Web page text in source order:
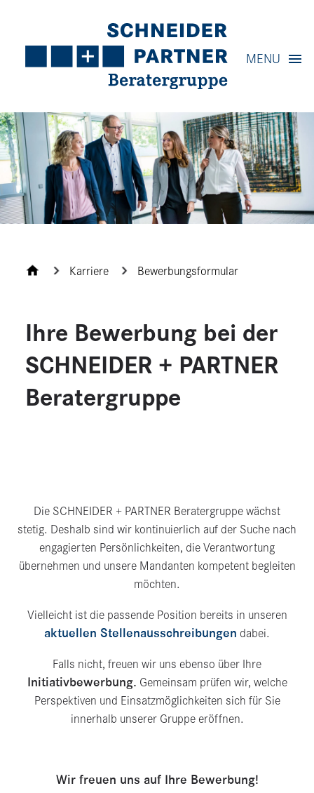
Content
Service
MENU
Karriere Bewerbungsformular
Ihre Bewerbung bei der
SCHNEIDER + PARTNER
Beratergruppe
Die SCHNEIDER + PARTNER Beratergruppe wächst
stetig. Deshalb sind wir kontinuierlich auf der Suche nach
engagierten Persönlichkeiten, die Verantwortung
übernehmen und unsere Mandanten kompetent begleiten
möchten.
Vielleicht ist die passende Position bereits in unseren
aktuellen Stellenausschreibungen dabei.
Falls nicht, freuen wir uns ebenso über Ihre
Initiativbewerbung. Gemeinsam prüfen wir, welche
Perspektiven und Einsatzmöglichkeiten sich für Sie
innerhalb unserer Gruppe eröffnen.
Wir freuen uns auf Ihre Bewerbung!